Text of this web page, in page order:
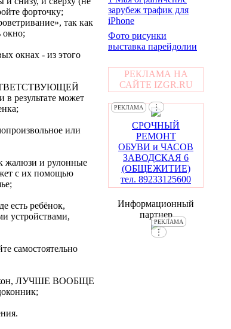
форточку;
так как
окно;
- из этого
результате может
или
жалюзи и рулонные
с их помощью
ребёнок,
устройствами,
окон, ЛУЧШЕ ВООБЩЕ
зарубеж трафик для
iPhone
Фото рисунки
выставка парейдолии
РЕКЛАМА НА
САЙТЕ IZGR.RU
РЕКЛАМА ⋮
СРОЧНЫЙ
РЕМОНТ
ОБУВИ и ЧАСОВ
ЗАВОДСКАЯ 6
(ОБЩЕЖИТИЕ)
тел. 89233125600
Информационный
партнер
РЕКЛАМА
⋮